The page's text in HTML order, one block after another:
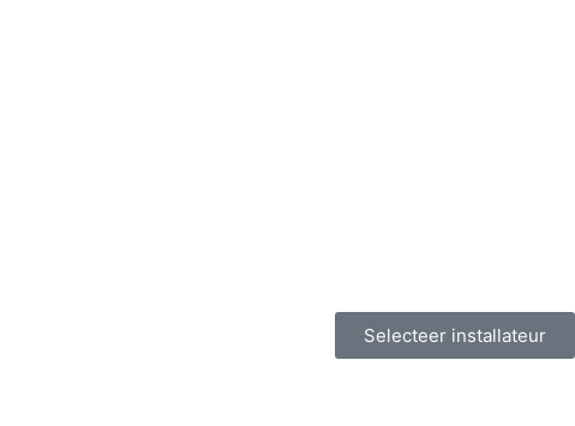
Selecteer installateur